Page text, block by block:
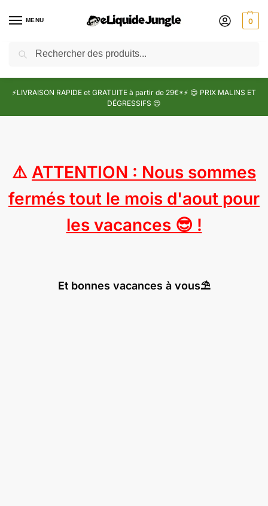
MENU 0
⚡LIVRAISON RAPIDE et GRATUITE à partir de 29€*⚡ 😍 PRIX MALINS ET
DÉGRESSIFS 😍
⚠️ ATTENTION : Nous sommes
fermés tout le mois d'aout pour
les vacances 😎 !
Et bonnes vacances à vous⛱️